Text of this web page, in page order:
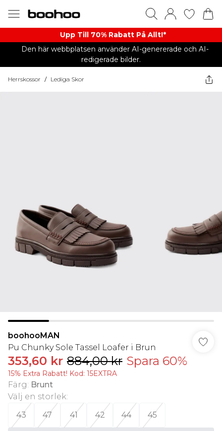
Upp Till 70% Rabatt På Allt!*
Den här webbplatsen använder AI-genererade och AI-
redigerade bilder.
Herrskossor / Lediga Skor
boohooMAN
Pu Chunky Sole Tassel Loafer i Brun
353,60 kr 884,00 kr Spara 60%
15% Extra Rabatt! Kod: 15EXTRA
Färg: Brunt
Välj en storlek:
43
47 41 42 44 45